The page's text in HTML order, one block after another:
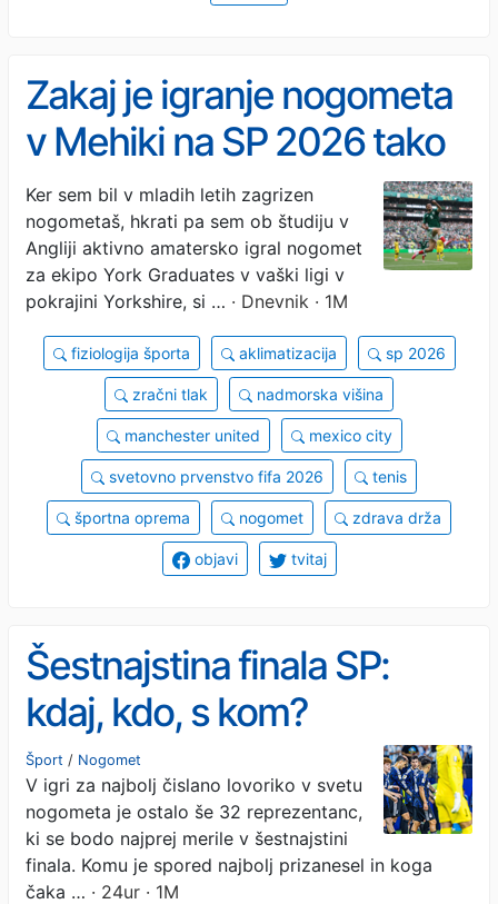
Zakaj je igranje nogometa
v Mehiki na SP 2026 tako
naporno?
Ker sem bil v mladih letih zagrizen
nogometaš, hkrati pa sem ob študiju v
Angliji aktivno amatersko igral nogomet
za ekipo York Graduates v vaški ligi v
pokrajini Yorkshire, si … · Dnevnik · 1M
fiziologija športa aklimatizacija sp 2026
zračni tlak nadmorska višina
manchester united mexico city
svetovno prvenstvo fifa 2026 tenis
športna oprema nogomet zdrava drža
objavi tvitaj
Šestnajstina finala SP:
kdaj, kdo, s kom?
Šport / Nogomet
V igri za najbolj čislano lovoriko v svetu
nogometa je ostalo še 32 reprezentanc,
ki se bodo najprej merile v šestnajstini
finala. Komu je spored najbolj prizanesel in koga
čaka … · 24ur · 1M